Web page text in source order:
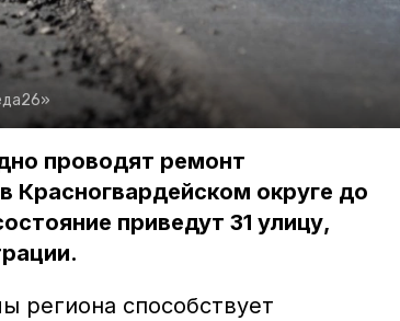
проводят ремонт
Красногвардейском округе до
приведут 31 улицу,
региона способствует